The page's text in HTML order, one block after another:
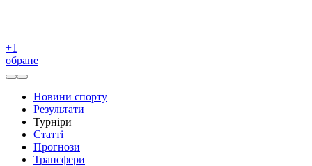
+1
обране
Новини спорту
Результати
Турніри
Статті
Прогнози
Трансфери